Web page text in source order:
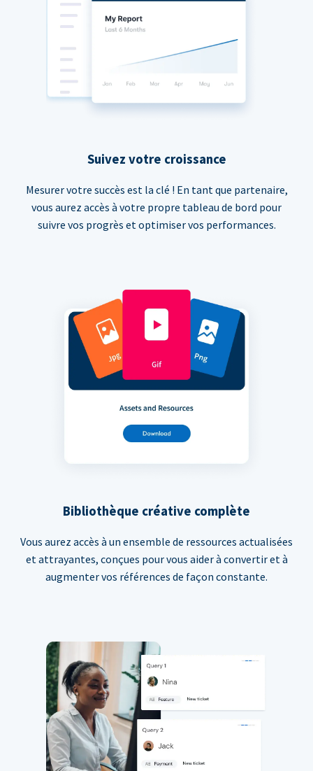
Suivez votre croissance
Mesurer votre succès est la clé ! En tant que partenaire,
vous aurez accès à votre propre tableau de bord pour
suivre vos progrès et optimiser vos performances.
Bibliothèque créative complète
Vous aurez accès à un ensemble de ressources actualisées
et attrayantes, conçues pour vous aider à convertir et à
augmenter vos références de façon constante.